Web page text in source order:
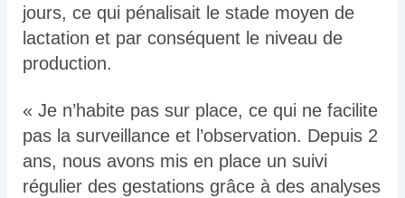
jours, ce qui pénalisait le stade moyen de
lactation et par conséquent le niveau de
production.
« Je n’habite pas sur place, ce qui ne facilite
pas la surveillance et l’observation. Depuis 2
ans, nous avons mis en place un suivi
régulier des gestations grâce à des analyses